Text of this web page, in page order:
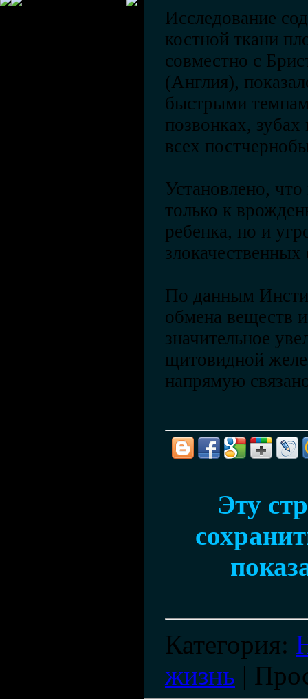
Исследование
костной ткани
совместно с
(Англия),
быстрыми
позвонках,
всех
Установлено,
только к
ребенка, но и
По данным
обмена веществ
значительное
щитовидной
напрямую
Эту
Категория:
жизнь |